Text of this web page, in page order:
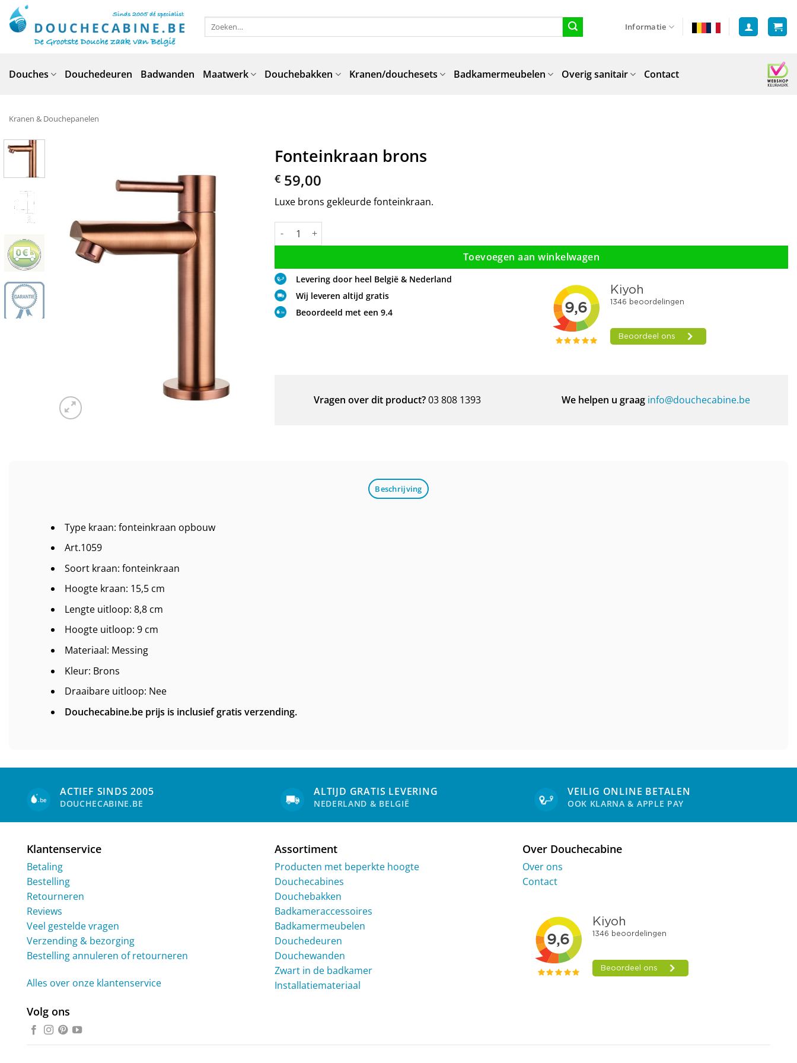
naar
inhoud
Zoeken
Informatie
Douches Douchedeuren Badwanden Maatwerk Douchebakken Kranen/douchesets Badkamermeubelen Overig sanitair Contact
Kranen & Douchepanelen
Fonteinkraan brons
€ 59,00
Luxe brons gekleurde fonteinkraan.
Fonteinkraan brons aantal
Toevoegen aan winkelwagen
Levering door heel België & Nederland
Wij leveren altijd gratis
Beoordeeld met een 9.4
Vragen over dit product?03 808 1393 We helpen u graag info@douchecabine.be
Beschrijving
Type kraan: fonteinkraan opbouw
Art.1059
Soort kraan: fonteinkraan
Hoogte kraan: 15,5 cm
Lengte uitloop: 8,8 cm
Hoogte uitloop: 9 cm
Materiaal: Messing
Kleur: Brons
Draaibare uitloop: Nee
Douchecabine.be prijs is inclusief gratis verzending.
ACTIEF SINDS 2005
DOUCHECABINE.BE
ALTIJD GRATIS LEVERING
NEDERLAND & BELGIË
VEILIG ONLINE BETALEN
OOK KLARNA & APPLE PAY
Klantenservice
Betaling
Bestelling
Retourneren
Reviews
Veel gestelde vragen
Verzending & bezorging
Bestelling annuleren of retourneren
Alles over onze klantenservice
Volg ons
Assortiment
Producten met beperkte hoogte
Douchecabines
Douchebakken
Badkameraccessoires
Badkamermeubelen
Douchedeuren
Douchewanden
Zwart in de badkamer
Installatiemateriaal
Over Douchecabine
Over ons
Contact